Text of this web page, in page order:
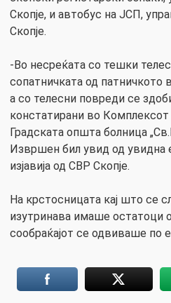
Скопје, и автобус на ЈСП,
Скопје.
-Во несреќата со тешки
сопатничката од патничкото
а со телесни повреди се
констатирани во Комплексот
Градската општа болница
Извршен бил увид од увидна
изјавија од СВР Скопје.
На крстосницата кај што се
изутринава имаше остатоци
сообраќајот се одвиваше по